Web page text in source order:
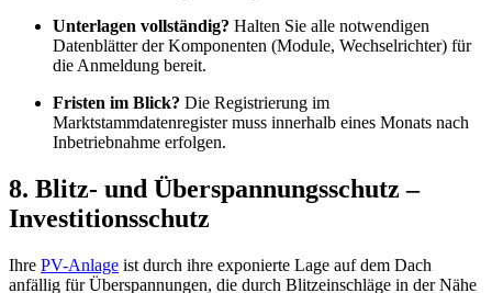
Unterlagen vollständig? Halten Sie alle notwendigen
Datenblätter der Komponenten (Module, Wechselrichter) für
die Anmeldung bereit.
Fristen im Blick? Die Registrierung im
Marktstammdatenregister muss innerhalb eines Monats nach
Inbetriebnahme erfolgen.
8. Blitz- und Überspannungsschutz –
Investitionsschutz
Ihre PV-Anlage ist durch ihre exponierte Lage auf dem Dach
anfällig für Überspannungen, die durch Blitzeinschläge in der Nähe